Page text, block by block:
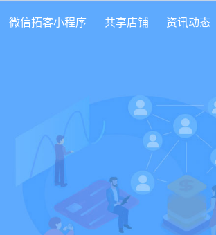
微信拓客小程序 共享店铺 资讯动态
解